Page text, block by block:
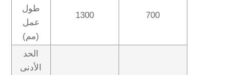
طول
عمل
(مم)
1300 700
الحد
الأدنى